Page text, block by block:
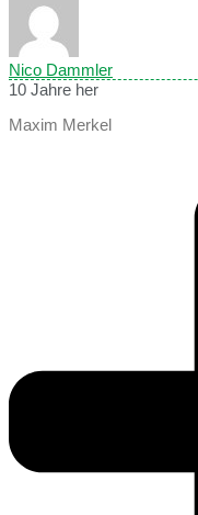
Nico Dammler
10 Jahre her
Maxim Merkel